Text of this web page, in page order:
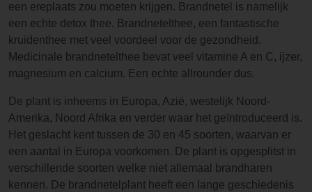
een ereplaats zou moeten krijgen. Brandnetel is namelijk
een echte detox thee. Brandnetelthee, een fantastische
kruidenthee met veel voordeel voor de gezondheid.
Medicinale brandnetelthee bevat veel vitamine A en C, ijzer,
magnesium en calcium. Een echte allrounder dus.
De plant is inheems in Europa, Azië, westelijk Noord-
Amerika, Noord Afrika en verder waar het geïntroduceerd is.
Het geslacht kent tussen de 30 en 45 soorten, waarvan er
een aantal in Europa voorkomen. De plant is opgesplitst in
verschillende soorten welke niet allemaal brandharen
kennen. De brandnetelplant heeft een lange geschiedenis